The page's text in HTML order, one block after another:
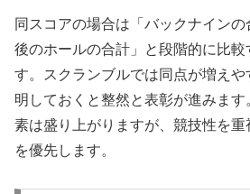
同スコアの場合は「バックナイン
後のホールの合計」と段階的に比較
す。スクランブルでは同点が増え
明しておくと整然と表彰が進みま
素は盛り上がりますが、競技性を
を優先します。